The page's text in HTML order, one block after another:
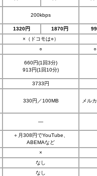
200kbps
1320円 1870円
×（ドコモは○）
○ ○
660円(1回3分)
913円(1回10分)
3733円
330円／100MB メル
―
＋月308円でYouTube、
ABEMAなど
×
なし
なし